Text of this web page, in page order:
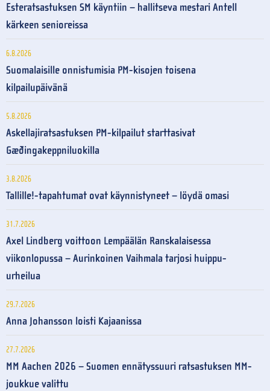
Esteratsastuksen SM käyntiin – hallitseva mestari Antell
kärkeen senioreissa
6.8.2026
Suomalaisille onnistumisia PM-kisojen toisena
kilpailupäivänä
5.8.2026
Askellajiratsastuksen PM-kilpailut starttasivat
Gæðingakeppniluokilla
3.8.2026
Tallille!-tapahtumat ovat käynnistyneet – löydä omasi
31.7.2026
Axel Lindberg voittoon Lempäälän Ranskalaisessa
viikonlopussa – Aurinkoinen Vaihmala tarjosi huippu-
urheilua
29.7.2026
Anna Johansson loisti Kajaanissa
27.7.2026
MM Aachen 2026 – Suomen ennätyssuuri ratsastuksen MM-
joukkue valittu